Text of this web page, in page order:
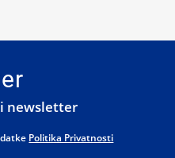
newsletter
Politika Privatnosti